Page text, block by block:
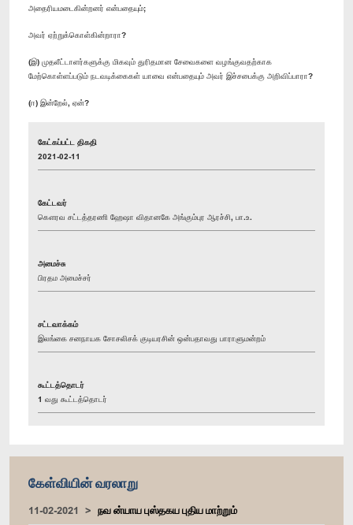
அதைரியமடைகின்றனர் என்பதையும்;
அவர் ஏற்றுக்கொள்கின்றாரா?
(இ) முதலீட்டாளர்களுக்கு மிகவும் துரிதமான சேவைகளை வழங்குவதற்காக
மேற்கொள்ளப்படும் நடவடிக்கைகள் யாவை என்பதையும் அவர் இச்சபைக்கு அறிவிப்பாரா?
(ஈ) இன்றேல், ஏன்?
கேட்கப்பட்ட திகதி
2021-02-11
கேட்டவர்
கௌரவ சட்டத்தரணி ஹேஷா விதானகே அங்கும்புர ஆரச்சி, பா.உ.
அமைச்சு
பிரதம அமைச்சர்
சட்டவாக்கம்
இலங்கை சனநாயக சோசலிசக் குடியரசின் ஒன்பதாவது பாராளுமன்றம்
கூட்டத்தொடர்
1 வது கூட்டத்தொடர்
கேள்வியின் வரலாறு
11-02-2021
நவ ன்யாய புஸ்தகய புதிய மாற்றும்